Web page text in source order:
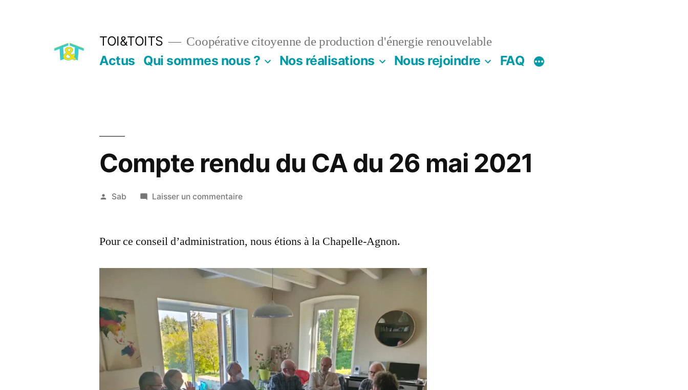
TOI&TOITS Coopérative citoyenne de production d'énergie renouvelable
Actus Qui sommes nous ? Nos réalisations Nous rejoindre FAQ
Compte rendu du CA du 26 mai 2021
Publié
Sab
2021
Laisser un commentairesur
du
du
26
2021
Pour ce conseil d’administration, nous étions à la Chapelle-Agnon.